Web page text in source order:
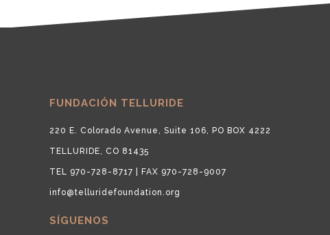
FUNDACIÓN TELLURIDE
220 E. Colorado Avenue, Suite 106, PO BOX 4222
TELLURIDE, CO 81435
TEL 970-728-8717 | FAX 970-728-9007
info@telluridefoundation.org
SÍGUENOS